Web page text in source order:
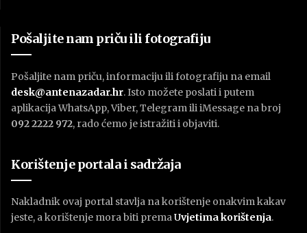
Pošaljite nam priču ili fotografiju
Pošaljite nam priču, informaciju ili fotografiju na email
desk@antenazadar.hr. Isto možete poslati i putem
aplikacija WhatsApp, Viber, Telegram ili iMessage na broj
092 2222 972, rado ćemo je istražiti i objaviti.
Korištenje portala i sadržaja
Nakladnik ovaj portal stavlja na korištenje onakvim kakav
jeste, a korištenje mora biti premaUvjetima korištenja.